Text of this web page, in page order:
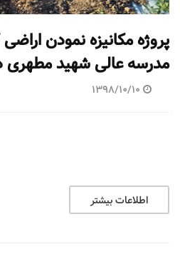
پروژه مکانیزه نمودن
مدرسه عالی شهید مطهری
1398/10/10
اطلاعات بیشتر